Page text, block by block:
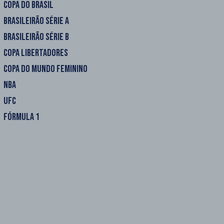
COPA DO BRASIL
BRASILEIRÃO SÉRIE A
BRASILEIRÃO SÉRIE B
COPA LIBERTADORES
COPA DO MUNDO FEMININO
NBA
UFC
FÓRMULA 1